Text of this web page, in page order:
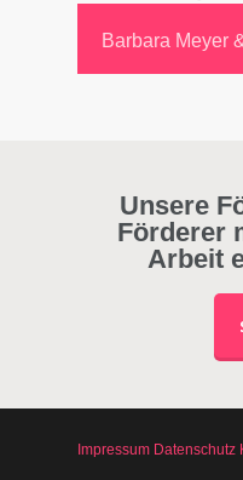
Barbara Meyer
Unsere
Förderer
Arbeit
Impressum Datenschutz